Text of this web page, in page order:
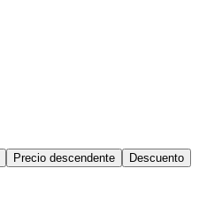
Precio descendente Descuento